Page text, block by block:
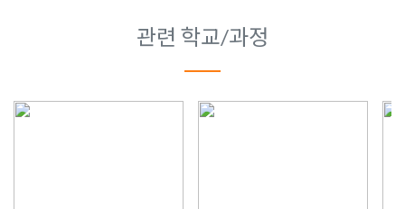
관련 학교/과정